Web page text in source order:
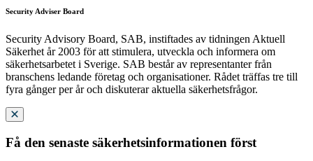
Security Adviser Board
Security Advisory Board, SAB, instiftades av tidningen Aktuell
Säkerhet år 2003 för att stimulera, utveckla och informera om
säkerhetsarbetet i Sverige. SAB består av representanter från
branschens ledande företag och organisationer. Rådet träffas tre till
fyra gånger per år och diskuterar aktuella säkerhetsfrågor.
Få den senaste säkerhetsinformationen först